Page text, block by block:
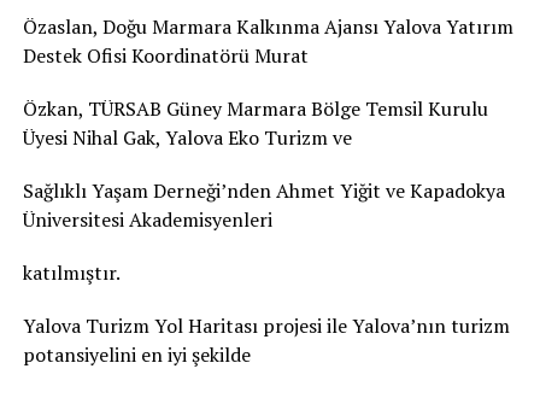
Özaslan, Doğu Marmara Kalkınma Ajansı Yalova Yatırım
Destek Ofisi Koordinatörü Murat
Özkan, TÜRSAB Güney Marmara Bölge Temsil Kurulu
Üyesi Nihal Gak, Yalova Eko Turizm ve
Sağlıklı Yaşam Derneği’nden Ahmet Yiğit ve Kapadokya
Üniversitesi Akademisyenleri
katılmıştır.
Yalova Turizm Yol Haritası projesi ile Yalova’nın turizm
potansiyelini en iyi şekilde